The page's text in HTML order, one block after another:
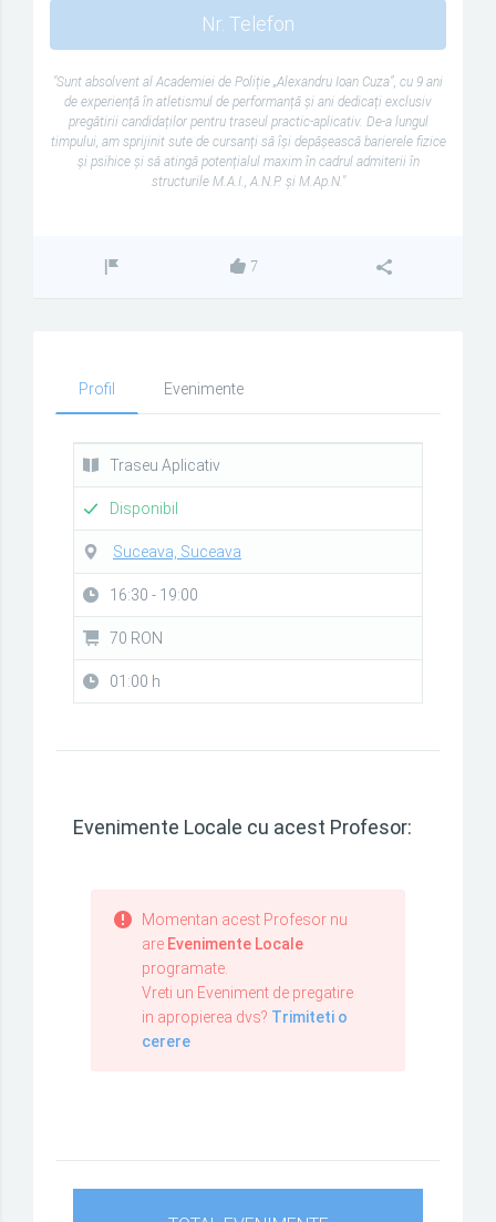
Nr. Telefon
"Sunt absolvent al Academiei de Poliție „Alexandru Ioan Cuza”, cu 9 ani
de experiență în atletismul de performanță și ani dedicați exclusiv
pregătirii candidaților pentru traseul practic-aplicativ. De-a lungul
timpului, am sprijinit sute de cursanți să își depășească barierele fizice
și psihice și să atingă potențialul maxim în cadrul admiterii în
structurile M.A.I., A.N.P. și M.Ap.N."
7
Profil Evenimente
Traseu Aplicativ
Disponibil
Suceava, Suceava
16:30 - 19:00
70 RON
01:00 h
Evenimente Locale cu acest Profesor:
Momentan acest Profesor nu
are Evenimente Locale
programate.
Vreti un Eveniment de pregatire
in apropierea dvs? Trimiteti o
cerere